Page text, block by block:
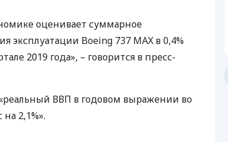
оценивает суммарное
эксплуатации Boeing 737 MAX в 0,4%
2019 года», – говорится в пресс-
ВВП в годовом выражении во
2,1%».